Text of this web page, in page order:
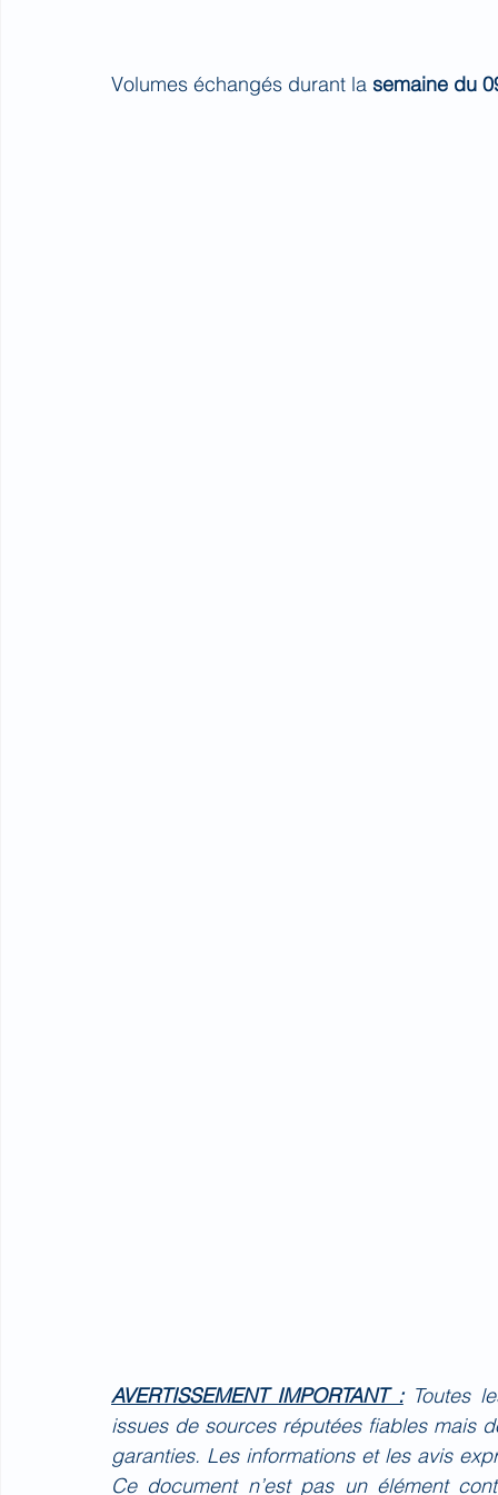
Volumes échangés durant la semaine du
AVERTISSEMENT IMPORTANT : Toutes
issues de sources réputées fiables mais
garanties. Les informations et les avis
Ce document n’est pas un élément